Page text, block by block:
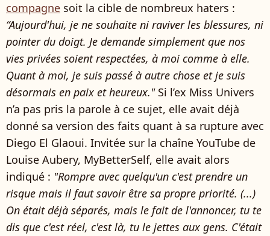
compagne soit la cible de nombreux haters :
“Aujourd'hui, je ne souhaite ni raviver les blessures, ni
pointer du doigt. Je demande simplement que nos
vies privées soient respectées, à moi comme à elle.
Quant à moi, je suis passé à autre chose et je suis
désormais en paix et heureux."Si l’ex Miss Univers
n’a pas pris la parole à ce sujet, elle avait déjà
donné sa version des faits quant à sa rupture avec
Diego El Glaoui. Invitée sur la chaîne YouTube de
Louise Aubery, MyBetterSelf, elle avait alors
indiqué : "Rompre avec quelqu'un c'est prendre un
risque mais il faut savoir être sa propre priorité. (...)
On était déjà séparés, mais le fait de l'annoncer, tu te
dis que c'est réel, c'est là, tu le jettes aux gens. C'était